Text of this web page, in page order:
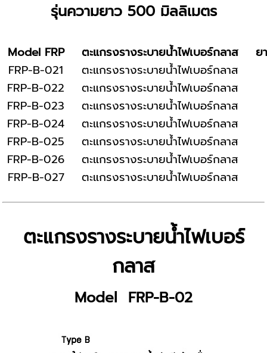
รุ่นความยาว 500 มิลลิเมตร
Model FRP ตะแกรงรางระบายน้ำไฟเบอร์กลาส
ย
FRP-B-021
ตะแกรงรางระบายน้ำไฟเบอร์กลาส
FRP-B-022
ตะแกรงรางระบายน้ำไฟเบอร์กลาส
FRP-B-023
ตะแกรงรางระบายน้ำไฟเบอร์กลาส
FRP-B-024
ตะแกรงรางระบายน้ำไฟเบอร์กลาส
FRP-B-025
ตะแกรงรางระบายน้ำไฟเบอร์กลาส
FRP-B-026
ตะแกรงรางระบายน้ำไฟเบอร์กลาส
FRP-B-027
ตะแกรงรางระบายน้ำไฟเบอร์กลาส
ตะแกรงรางระบายน้ำไฟเบอร์
กลาส
Model FRP-B-02